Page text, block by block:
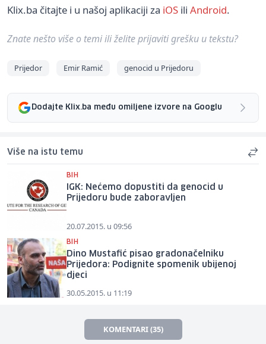
Klix.ba čitajte i u našoj aplikaciji za iOS ili Android.
Znate nešto više o temi ili želite prijaviti grešku u tekstu?
Prijedor Emir Ramić genocid u Prijedoru
Dodajte Klix.ba među omiljene izvore na Googlu
Više na istu temu
BIH
IGK: Nećemo dopustiti da genocid u
Prijedoru bude zaboravljen
20.07.2015. u 09:56
BIH
Dino Mustafić pisao gradonačelniku
Prijedora: Podignite spomenik ubijenoj
djeci
30.05.2015. u 11:19
KOMENTARI (35)